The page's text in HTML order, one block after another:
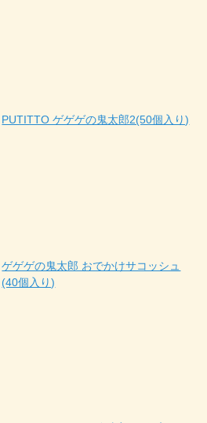
PUTITTO ゲゲゲの鬼太郎2(50個入り)
ゲゲゲの鬼太郎 おでかけサコッシュ
(40個入り)